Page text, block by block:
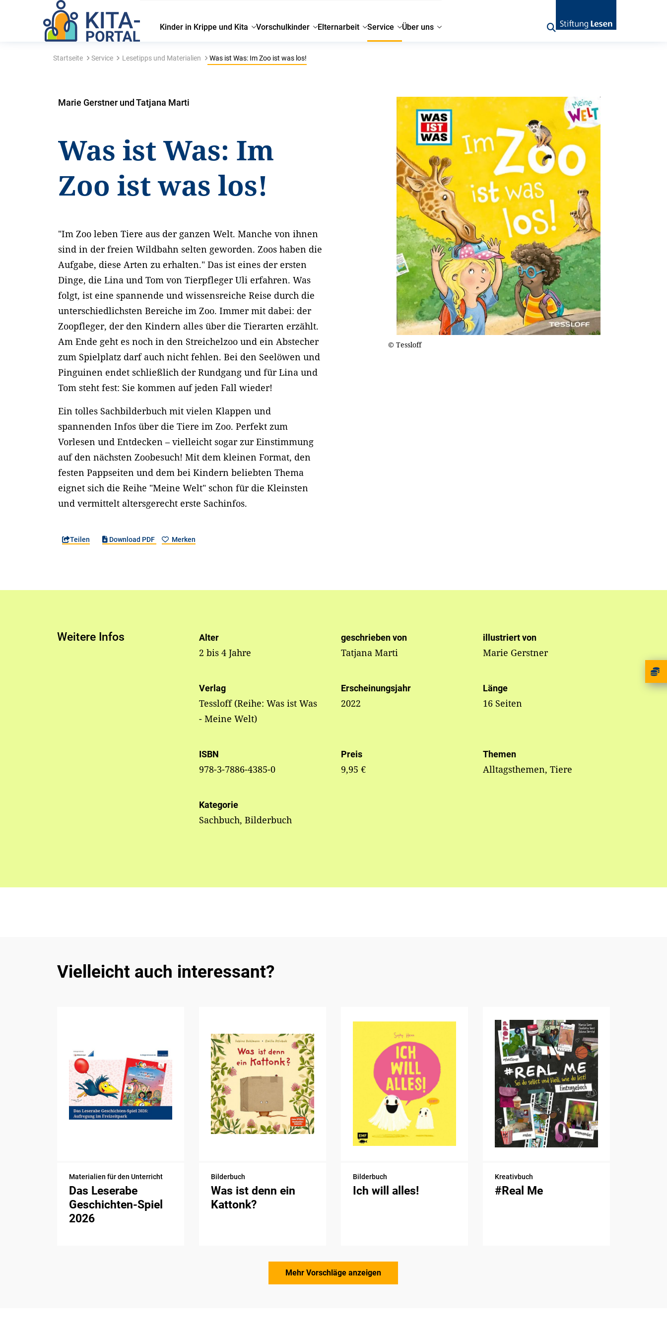
Kinder in Krippe und Kita Vorschulkinder Elternarbeit Service Über uns
Startseite Service Lesetipps und Materialien Was ist Was: Im Zoo ist was los!
Marie Gerstner und Tatjana Marti
Was ist Was: Im
Zoo ist was los!
"Im Zoo leben Tiere aus der ganzen Welt. Manche von ihnen
sind in der freien Wildbahn selten geworden. Zoos haben die
Aufgabe, diese Arten zu erhalten." Das ist eines der ersten
Dinge, die Lina und Tom von Tierpfleger Uli erfahren. Was
folgt, ist eine spannende und wissensreiche Reise durch die
unterschiedlichsten Bereiche im Zoo. Immer mit dabei: der
Zoopfleger, der den Kindern alles über die Tierarten erzählt.
Am Ende geht es noch in den Streichelzoo und ein Abstecher
zum Spielplatz darf auch nicht fehlen. Bei den Seelöwen und
Pinguinen endet schließlich der Rundgang und für Lina und
Tom steht fest: Sie kommen auf jeden Fall wieder!
Ein tolles Sachbilderbuch mit vielen Klappen und
spannenden Infos über die Tiere im Zoo. Perfekt zum
Vorlesen und Entdecken – vielleicht sogar zur Einstimmung
auf den nächsten Zoobesuch! Mit dem kleinen Format, den
festen Pappseiten und dem bei Kindern beliebten Thema
eignet sich die Reihe "Meine Welt" schon für die Kleinsten
und vermittelt altersgerecht erste Sachinfos.
Teilen Download PDF Merken
© Tessloff
Weitere Infos Alter
2 bis 4 Jahre
geschrieben von
Tatjana Marti
illustriert von
Marie Gerstner
Verlag
Tessloff (Reihe: Was ist Was
- Meine Welt)
Erscheinungsjahr
2022
Länge
16 Seiten
ISBN
978-3-7886-4385-0
Preis
9,95 €
Themen
Alltagsthemen, Tiere
Kategorie
Sachbuch, Bilderbuch
Vielleicht auch interessant?
Materialien für den Unterricht
Das Leserabe
Geschichten-Spiel
2026
Bilderbuch
Was ist denn ein
Kattonk?
Bilderbuch
Ich will alles!
Kreativbuch
#Real Me
Mehr Vorschläge anzeigen